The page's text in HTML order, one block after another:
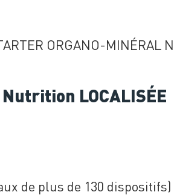
ORGANO-MINÉRAL
LOCALISÉE
de plus de 130 dispositifs)